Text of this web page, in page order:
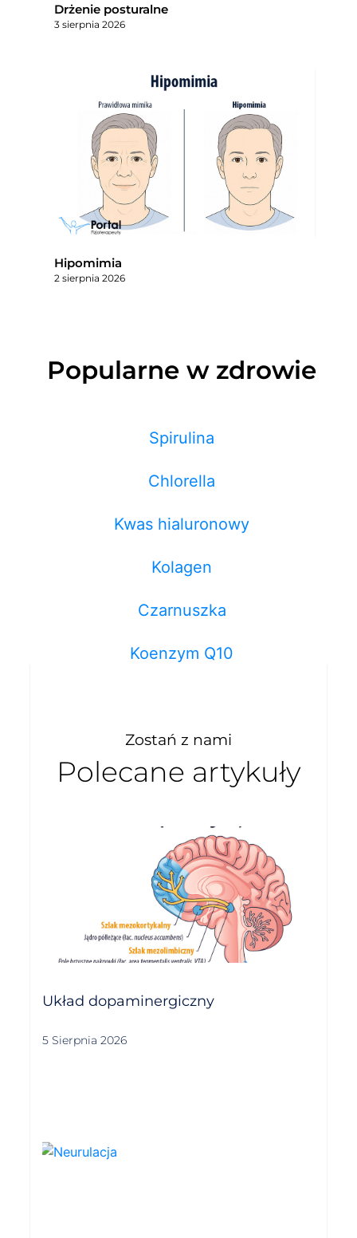
Drżenie posturalne
3 sierpnia 2026
Hipomimia
2 sierpnia 2026
Popularne w zdrowie
Spirulina
Chlorella
Kwas hialuronowy
Kolagen
Czarnuszka
Koenzym Q10
Zostań z nami
Polecane artykuły
Układ dopaminergiczny
5 Sierpnia 2026